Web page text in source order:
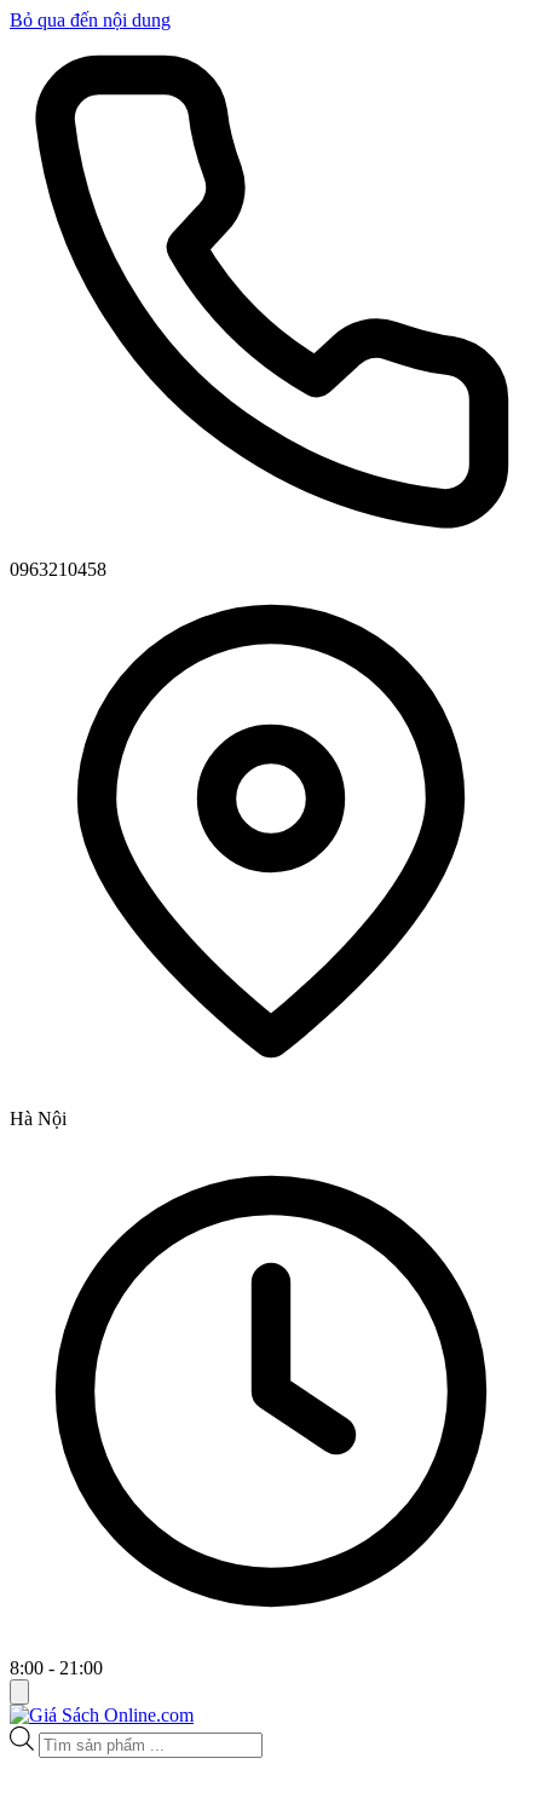
Bỏ qua đến nội dung
0963210458
Hà Nội
8:00 - 21:00
Tìm
kiếm